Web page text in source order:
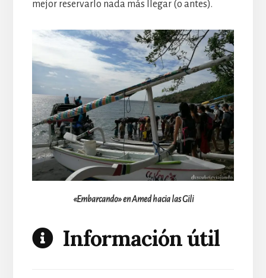
mejor reservarlo nada más llegar (o antes).
«Embarcando» en Amed hacia las Gili
Información útil